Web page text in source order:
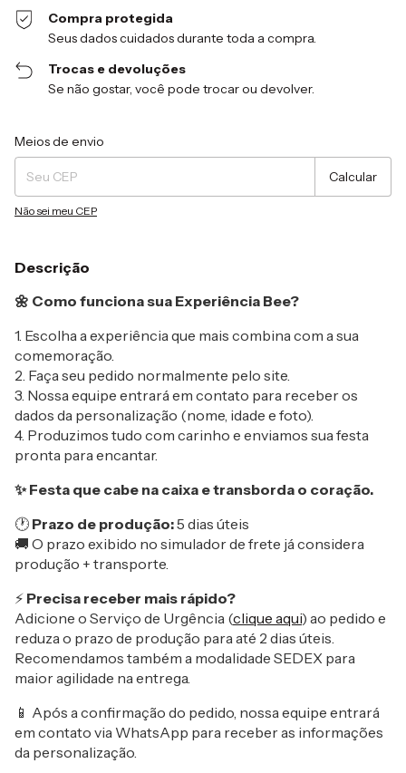
Compra protegida
Seus dados cuidados durante toda a compra.
Trocas e devoluções
Se não gostar, você pode trocar ou devolver.
Entregas para o CEP:
Meios de envio
Calcular
Não sei meu CEP
Descrição
🌼 Como funciona sua Experiência Bee?
1. Escolha a experiência que mais combina com a sua
comemoração.
2. Faça seu pedido normalmente pelo site.
3. Nossa equipe entrará em contato para receber os
dados da personalização (nome, idade e foto).
4. Produzimos tudo com carinho e enviamos sua festa
pronta para encantar.
✨ Festa que cabe na caixa e transborda o coração.
🕐 Prazo de produção:5 dias úteis
🚚 O prazo exibido no simulador de frete já considera
produção + transporte.
⚡ Precisa receber mais rápido?
Adicione o Serviço de Urgência (clique aqui) ao pedido e
reduza o prazo de produção para até 2 dias úteis.
Recomendamos também a modalidade SEDEX para
maior agilidade na entrega.
📱 Após a confirmação do pedido, nossa equipe entrará
em contato via WhatsApp para receber as informações
da personalização.